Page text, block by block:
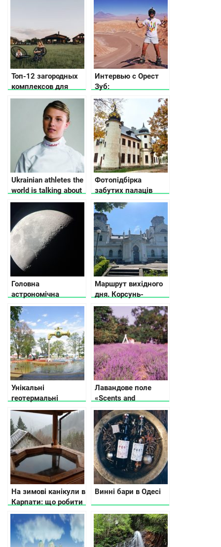
Топ-12 загородных
комплексов для
семейного отдыха
Интервью с Орест
Зуб:
путешественник,
блогер и онлайн-
предриниматель
Ukrainian athletes the
world is talking about
Фотопідбірка
забутих палаців
України
Головна
астрономічна
обсерваторія НАН
України: вікно у
Всесвіт
Маршрут вихідного
дня. Корсунь-
Шевченківський
Унікальні
геотермальні
аквапарки в Україні
Лавандове поле
«Scents and
Sensations».
На зимові канікули в
Карпати: що робити
Винні бари в Одесі